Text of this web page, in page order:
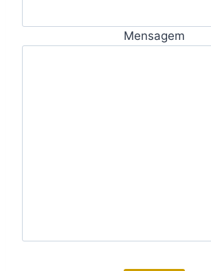
Mensagem